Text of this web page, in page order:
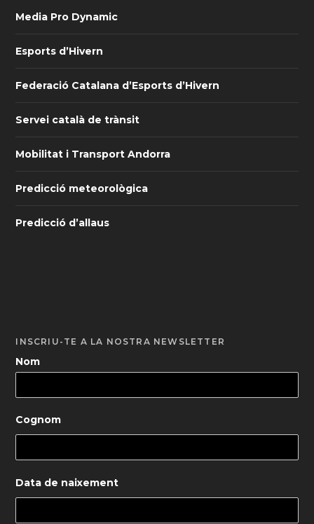
Media Pro Dynamic
Esports d’Hivern
Federació Catalana d’Esports d’Hivern
Servei català de trànsit
Mobilitat i Transport Andorra
Predicció meteorològica
Predicció d’allaus
INSCRIU-TE A LA NOSTRA NEWSLETTER
Nom
Cognom
Data de naixement